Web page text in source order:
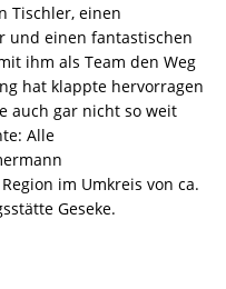
Tischler, einen
und einen fantastischen
ihm als Team den Weg
hat klappte hervorragen
auch gar nicht so weit
Alle
im Umkreis von ca.
Geseke.